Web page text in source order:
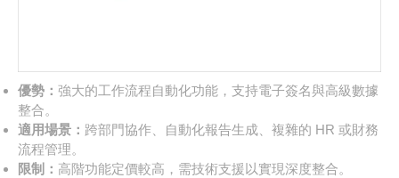
優勢：強大的工作流程自動化功能，支持電子簽名與高級數據
整合。
適用場景： 跨部門協作、自動化報告生成、複雜的 HR 或財務
流程管理。
限制： 高階功能定價較高，需技術支援以實現深度整合。